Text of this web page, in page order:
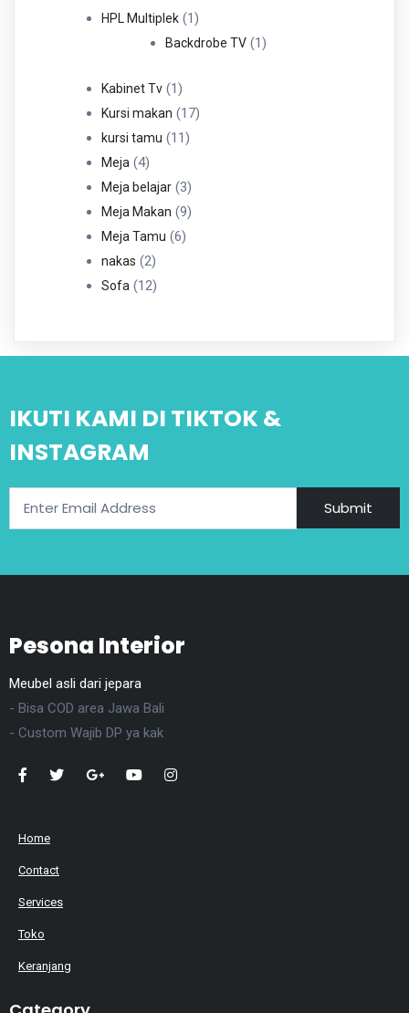
HPL Multiplek 11
Produk
Backdrobe TV 11
Kabinet Tv 11
Produk
Kursi makan 1717
kursi tamu 1111
Meja 44
Produk
Meja belajar 33
Produk
Meja Makan 99
Meja Tamu 66
nakas 22
Produk
Sofa 1212
IKUTI KAMI DI TIKTOK &
INSTAGRAM
Submit
Pesona Interior
Meubel asli dari jepara
- Bisa COD area Jawa Bali
- Custom Wajib DP ya kak
Home
Contact
Services
Toko
Keranjang